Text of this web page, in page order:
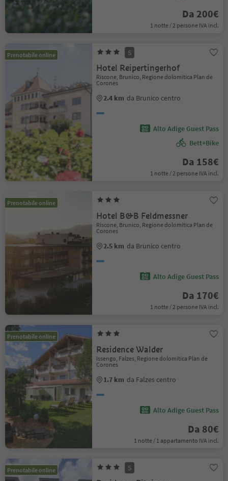
Da 200€
1 notte / 2 persone IVA incl.
Prenotabile online S
Hotel Reipertingerhof
Riscone, Brunico, Regione dolomitica Plan de
Corones
2.4 km da Brunico centro
Alto Adige Guest Pass
Bett+Bike
Da 158€
1 notte / 2 persone IVA incl.
Prenotabile online
Hotel B&B Feldmessner
Riscone, Brunico, Regione dolomitica Plan de
Corones
2.5 km da Brunico centro
Alto Adige Guest Pass
Da 170€
1 notte / 2 persone IVA incl.
Prenotabile online
Residence Walder
Issengo, Falzes, Regione dolomitica Plan de
Corones
1.7 km da Falzes centro
Alto Adige Guest Pass
Da 80€
1 notte / 1 appartamento IVA incl.
Prenotabile online S